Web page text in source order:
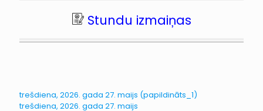
Stundu izmaiņas
trešdiena, 2026. gada 27. maijs (papildināts_1)
trešdiena, 2026. gada 27. maijs